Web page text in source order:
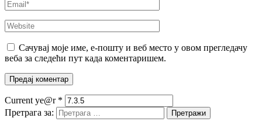
Сачувај моје име, е-пошту и веб место у овом прегледачу
веба за следећи пут када коментаришем.
Current ye@r *
Претрага за: